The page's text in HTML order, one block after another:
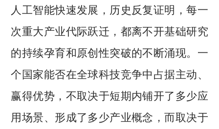
人工智能快速发展，历史反复证明，每一
次重大产业代际跃迁，都离不开基础研究
的持续孕育和原创性突破的不断涌现。一
个国家能否在全球科技竞争中占据主动、
赢得优势，不取决于短期内铺开了多少应
用场景、形成了多少产业概念，而取决于